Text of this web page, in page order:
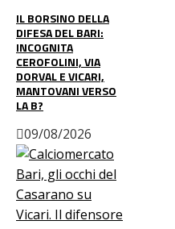
IL BORSINO DELLA
DIFESA DEL BARI:
INCOGNITA
CEROFOLINI, VIA
DORVAL E VICARI,
MANTOVANI VERSO
LA B?
09/08/2026